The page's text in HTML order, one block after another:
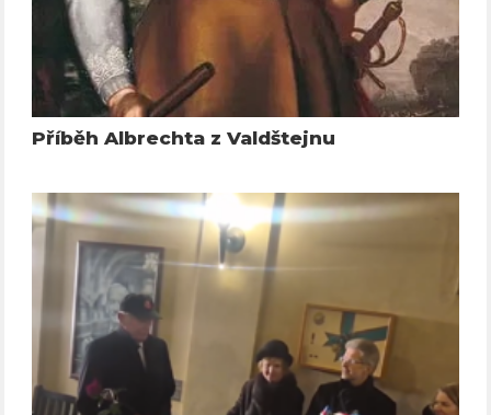
Příběh Albrechta z Valdštejnu